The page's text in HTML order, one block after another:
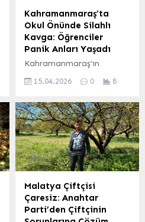
törenle tapularını alan
vatandaşlar, büyük bir
mutluluk yaşadı. Başkan
Yıldırım, tapu teslimatının
sadece bir evrak verme
işlemi olmadığını, aynı
zamanda...
Kahramanmaraş’ta
Okul Önünde Silahlı
Kavga: Öğrenciler
Panik Anları Yaşadı
Kahramanmaraş’ın
yakınında meydana gelen
öğrencilerin ve çevredeki
vatandaşların büyük panik
yaşamasına neden oldu.
Olay yerine çok sayıda
polis ekibi sevk edilirken,
güvenlik güçleri bölgede
geniş çaplı inceleme
başlattı. Edinilen ilk
bilgilere göre, olay akşam
saatlerinde bir okulun
15.04.2026 0 8
Malatya Çiftçisi
Çaresiz: Anahtar
Parti’den Çiftçinin